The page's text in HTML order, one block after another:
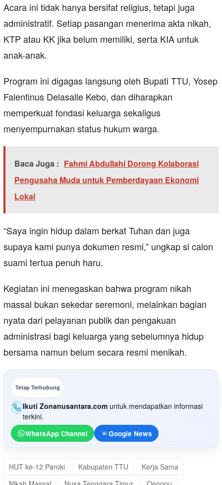
Acara ini tidak hanya bersifat religius, tetapi juga
administratif. Setiap pasangan menerima akta nikah,
KTP atau KK jika belum memiliki, serta KIA untuk
anak-anak.
Program ini digagas langsung oleh Bupati TTU, Yosep
Falentinus Delasalle Kebo, dan diharapkan
memperkuat fondasi keluarga sekaligus
menyempurnakan status hukum warga.
Baca Juga : Fahmi Abdullahi Dorong Kolaborasi
Pengusaha Muda untuk Pemberdayaan Ekonomi
Lokal
“Saya ingin hidup dalam berkat Tuhan dan juga
supaya kami punya dokumen resmi,” ungkap si calon
suami tertua penuh haru.
Kegiatan ini menegaskan bahwa program nikah
massal bukan sekedar seremoni, melainkan bagian
nyata dari pelayanan publik dan pengakuan
administrasi bagi keluarga yang sebelumnya hidup
bersama namun belum secara resmi menikah.
Tetap Terhubung
Ikuti Zonanusantara.com untuk mendapatkan informasi
terkini.
WhatsApp Channel Google News
HUT ke-12 Paroki Kabupaten TTU
Kerja Sama